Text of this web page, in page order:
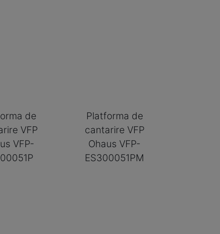
de
VFP
VFP-
Platforma de
cantarire VFP
Ohaus VFP-
ES300051PM